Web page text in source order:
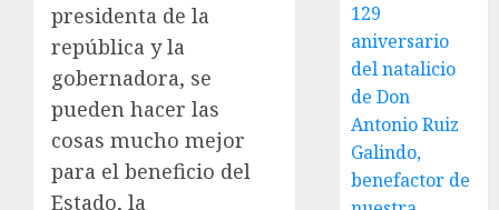
presidenta de la
república y la
gobernadora, se
pueden hacer las
cosas mucho mejor
para el beneficio del
Estado, la
129
aniversario
del natalicio
de Don
Antonio Ruiz
Galindo,
benefactor de